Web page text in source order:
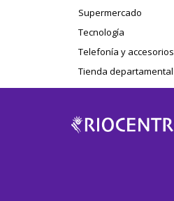
Supermercado
Tecnología
Telefonía y accesorios
Tienda departamental